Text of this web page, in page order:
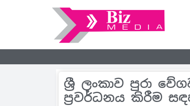
ශ්‍රී ලංකාව පුරා
ප්‍රවර්ධනය කිරීම